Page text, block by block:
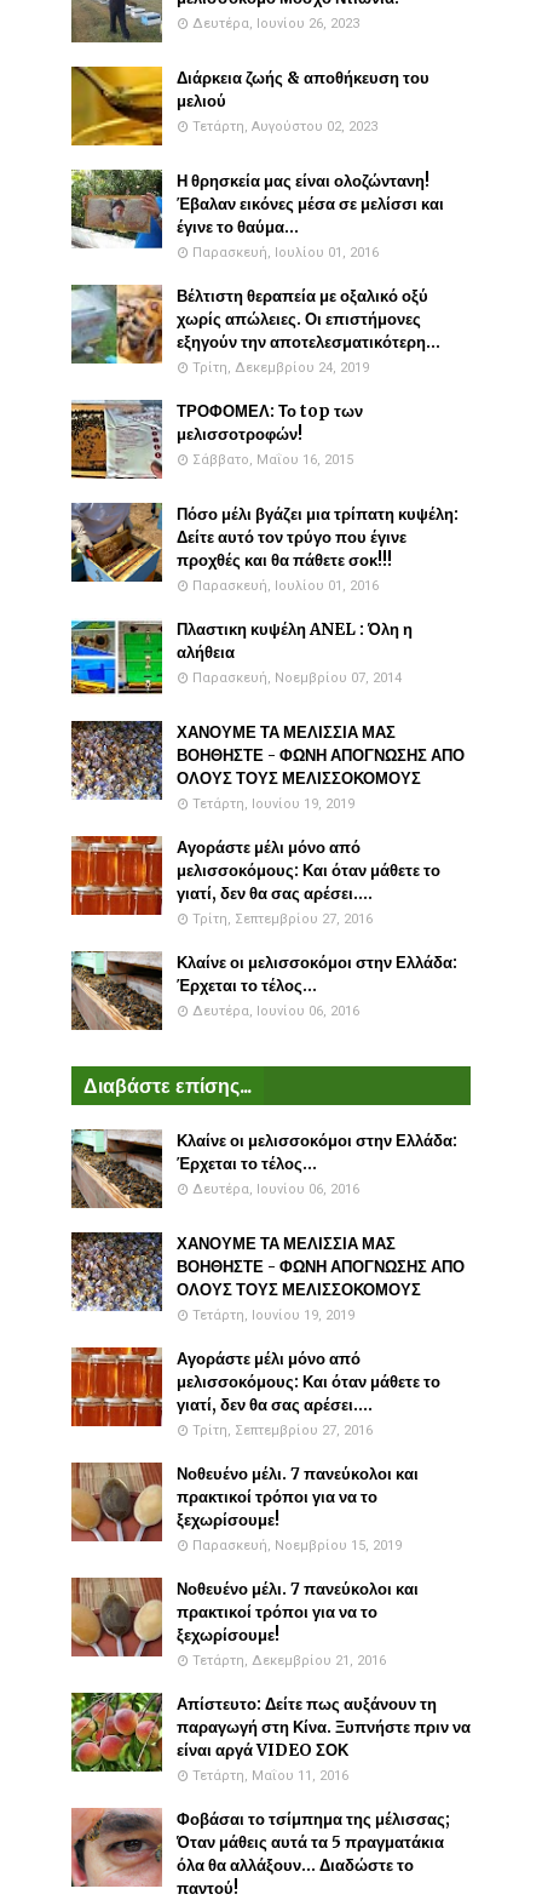
Δευτέρα, Ιουνίου 26, 2023
Διάρκεια ζωής & αποθήκευση του
μελιού
Τετάρτη, Αυγούστου 02, 2023
Η θρησκεία μας είναι ολοζώντανη!
Έβαλαν εικόνες μέσα σε μελίσσι και
έγινε το θαύμα...
Παρασκευή, Ιουλίου 01, 2016
Βέλτιστη θεραπεία με οξαλικό οξύ
χωρίς απώλειες. Οι επιστήμονες
εξηγούν την αποτελεσματικότερη...
Τρίτη, Δεκεμβρίου 24, 2019
ΤΡΟΦΟΜΕΛ: Το top των
μελισσοτροφών!
Σάββατο, Μαΐου 16, 2015
Πόσο μέλι βγάζει μια τρίπατη κυψέλη:
Δείτε αυτό τον τρύγο που έγινε
προχθές και θα πάθετε σοκ!!!
Παρασκευή, Ιουλίου 01, 2016
Πλαστικη κυψέλη ANEL : Όλη η
αλήθεια
Παρασκευή, Νοεμβρίου 07, 2014
ΧΑΝΟΥΜΕ ΤΑ ΜΕΛΙΣΣΙΑ ΜΑΣ
ΒΟΗΘΗΣΤΕ - ΦΩΝΗ ΑΠΟΓΝΩΣΗΣ ΑΠΟ
ΟΛΟΥΣ ΤΟΥΣ ΜΕΛΙΣΣΟΚΟΜΟΥΣ
Τετάρτη, Ιουνίου 19, 2019
Αγοράστε μέλι μόνο από
μελισσοκόμους: Και όταν μάθετε το
γιατί, δεν θα σας αρέσει....
Τρίτη, Σεπτεμβρίου 27, 2016
Κλαίνε οι μελισσοκόμοι στην Ελλάδα:
Έρχεται το τέλος...
Δευτέρα, Ιουνίου 06, 2016
Διαβάστε επίσης...
Κλαίνε οι μελισσοκόμοι στην Ελλάδα:
Έρχεται το τέλος...
Δευτέρα, Ιουνίου 06, 2016
ΧΑΝΟΥΜΕ ΤΑ ΜΕΛΙΣΣΙΑ ΜΑΣ
ΒΟΗΘΗΣΤΕ - ΦΩΝΗ ΑΠΟΓΝΩΣΗΣ ΑΠΟ
ΟΛΟΥΣ ΤΟΥΣ ΜΕΛΙΣΣΟΚΟΜΟΥΣ
Τετάρτη, Ιουνίου 19, 2019
Αγοράστε μέλι μόνο από
μελισσοκόμους: Και όταν μάθετε το
γιατί, δεν θα σας αρέσει....
Τρίτη, Σεπτεμβρίου 27, 2016
Νοθευένο μέλι. 7 πανεύκολοι και
πρακτικοί τρόποι για να το
ξεχωρίσουμε!
Παρασκευή, Νοεμβρίου 15, 2019
Νοθευένο μέλι. 7 πανεύκολοι και
πρακτικοί τρόποι για να το
ξεχωρίσουμε!
Τετάρτη, Δεκεμβρίου 21, 2016
Απίστευτο: Δείτε πως αυξάνουν τη
παραγωγή στη Κίνα. Ξυπνήστε πριν να
είναι αργά VIDEO ΣΟΚ
Τετάρτη, Μαΐου 11, 2016
Φοβάσαι το τσίμπημα της μέλισσας;
Όταν μάθεις αυτά τα 5 πραγματάκια
όλα θα αλλάξουν... Διαδώστε το
παντού!